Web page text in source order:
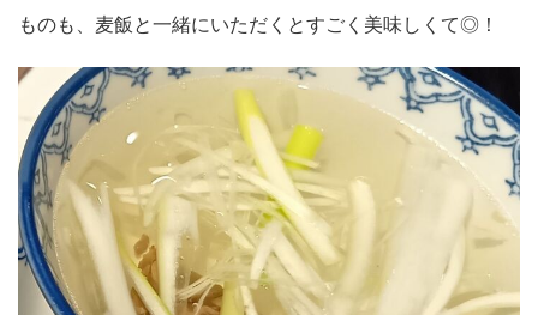
ものも、麦飯と一緒にいただくとすごく美味しくて◎！